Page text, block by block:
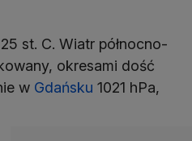
st. C. Wiatr północno-
okresami dość
w Gdańsku 1021 hPa,